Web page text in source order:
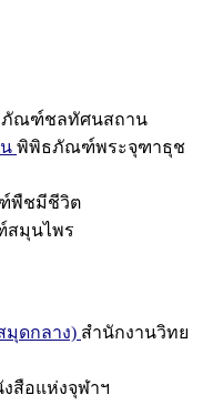
ณฑ์ชลทัศนสถาน
พิพิธภัณฑ์พระจุฑาธุช
พืชมีชีวิต
มุนไพร
มุดกลาง) สำนักงานวิทย
สือแห่งจุฬาฯ